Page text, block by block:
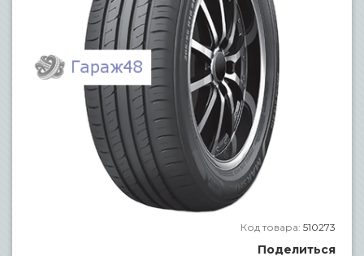
Код товара: 510273
Поделиться